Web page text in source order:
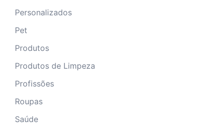
Personalizados
Pet
Produtos
Produtos de Limpeza
Profissões
Roupas
Saúde